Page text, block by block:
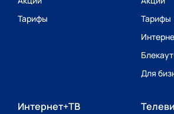
Тарифы
Тарифы
Для
Интернет+ТВ